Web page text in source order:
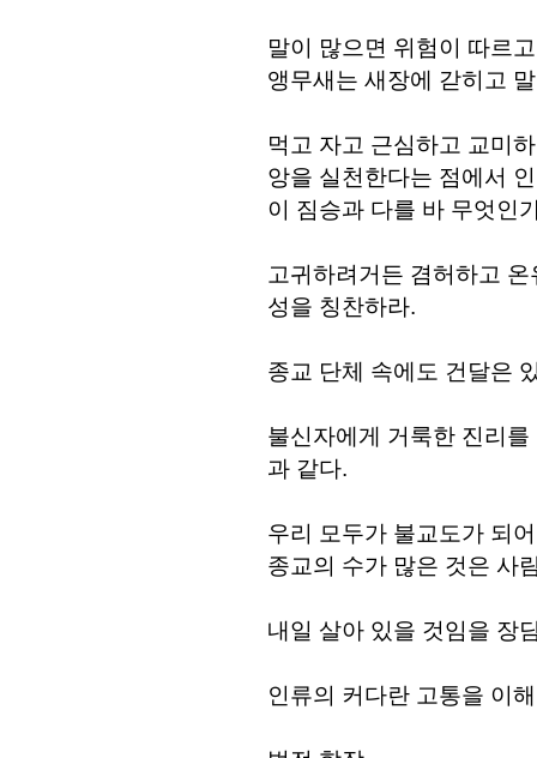
말이 많으면 위험이 따르
앵무새는 새장에 갇히고
먹고 자고 근심하고 교미
앙을 실천한다는 점에서
이 짐승과 다를 바 무엇인
고귀하려거든 겸허하고
성을 칭찬하라.
종교 단체 속에도 건달은
불신자에게 거룩한 진리
과 같다.
우리 모두가 불교도가 되
종교의 수가 많은 것은 사
내일 살아 있을 것임을 장
인류의 커다란 고통을 이